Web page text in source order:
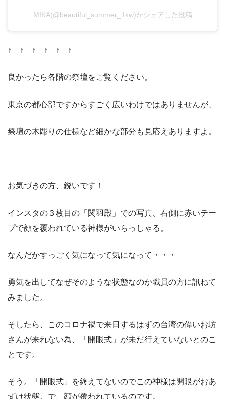
MIKA(@beautiful_summer_1kw)がシェアした投稿
↑ ↑ ↑ ↑ ↑ ↑
良かったら各階の祭壇をご覧ください。
東京の都心部ですからすごく広いわけではありませんが、
祭壇の木彫りの仕様など細かな部分も見応えありますよ。
お気づきの方、鋭いです！
インスタの３枚目の「関羽殿」での写真、右側に赤いテー
プで顔を覆われている神様がいらっしゃる。
なんだかすっごく気になって気になって・・・
勇気を出してなぜそのような状態なのか職員の方に訊ねて
みました。
そしたら、このコロナ禍で来日するはずの台湾の偉いお坊
さんが来れない為、「開眼式」が未だ行えていないとのこ
とです。
そう。「開眼式」を終えてないのでこの神様は開眼がおあ
ずけ状態。で、顔が覆われているのです。